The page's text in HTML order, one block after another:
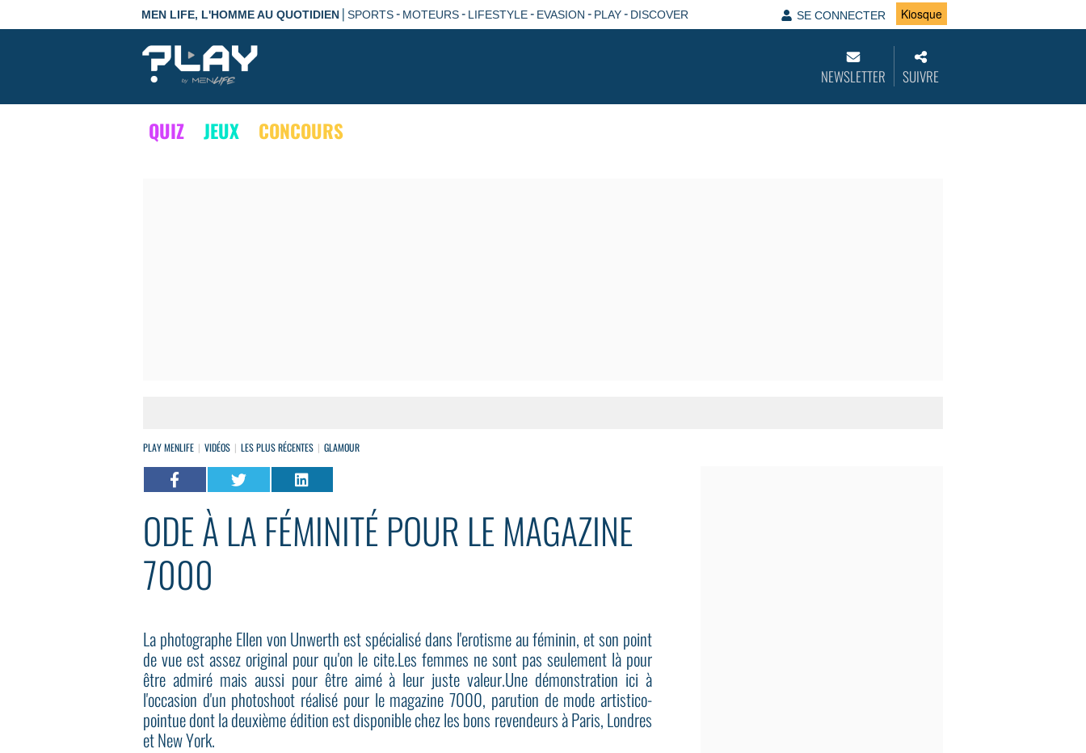
MEN LIFE, L'HOMME AU QUOTIDIEN | SPORTS- MOTEURS- LIFESTYLE- EVASION - PLAY- DISCOVER SE CONNECTER Kiosque
NEWSLETTER SUIVRE
QUIZ JEUX CONCOURS
PLAY MENLIFE VIDÉOS LES PLUS RÉCENTES GLAMOUR
ODE À LA FÉMINITÉ POUR LE MAGAZINE
7000
La photographe Ellen von Unwerth est spécialisé dans l'erotisme au féminin, et son point
de vue est assez original pour qu'on le cite.Les femmes ne sont pas seulement là pour
être admiré mais aussi pour être aimé à leur juste valeur.Une démonstration ici à
l'occasion d'un photoshoot réalisé pour le magazine 7000, parution de mode artistico-
pointue dont la deuxième édition est disponible chez les bons revendeurs à Paris, Londres
et New York.